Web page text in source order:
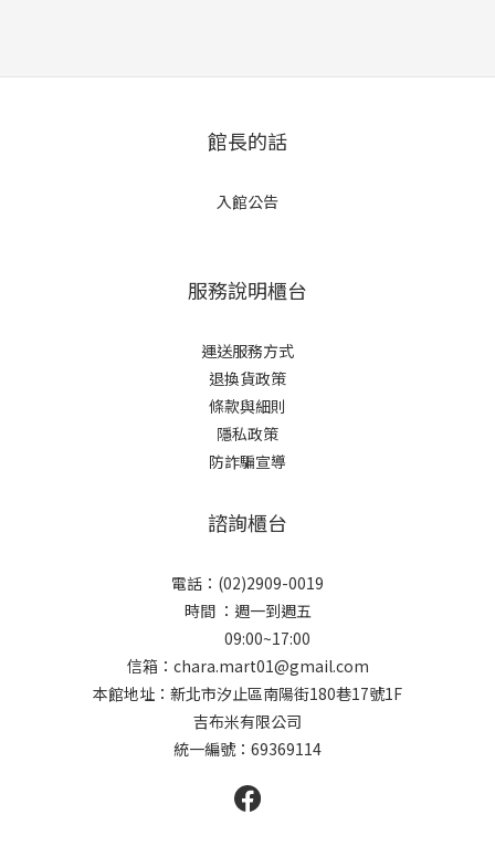
館長的話
入館公告
服務說明櫃台
運送服務方式
退換貨政策
條款與細則
隱私政策
防詐騙宣導
諮詢櫃台
電話：(02)2909-0019
時間 ：週一到週五
09:00~17:00
信箱：chara.mart01@gmail.com
本館地址：新北市汐止區南陽街180巷17號1F
吉布米有限公司
統一編號：69369114